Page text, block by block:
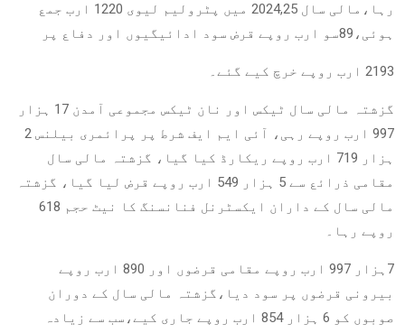
رہا،مالی سال 2024,25 میں پٹرولیم لیوی 1220 ارب جمع
ہوئی،89سو ارب روپے قرض سود ادائیگیوں اور دفاع پر
2193 ارب روپے خرچ کیے گئے۔
گزشتہ مالی سال ٹیکس اور نان ٹیکس مجموعی آمدن 17 ہزار
997 ارب روپے رہی، آئی ایم ایف شرط پر پرائمری بیلنس 2
ہزار 719 ارب روپے ریکارڈ کیا گیا، گزشتہ مالی سال
مقامی ذرائع سے 5 ہزار 549 ارب روپے قرض لیا گیا، گزشتہ
مالی سال کے داران ایکسٹرنل فنانسنگ کا نیٹ حجم 618
روپے رہا۔
7ہزار 997 ارب روپے مقامی قرضوں اور 890 ارب روپے
بیرونی قرضوں پر سود دیا،گزشتہ مالی سال کے دوران
صوبوں کو 6 ہزار 854 ارب روپے جاری کیے،سب سے زیادہ